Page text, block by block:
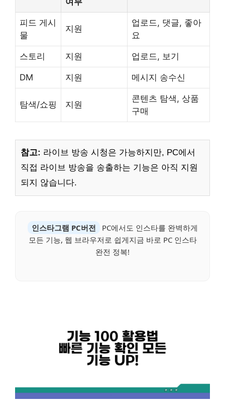
피드 게시
물
지원
업로드, 댓글, 좋아
요
스토리 지원 업로드, 보기
DM 지원 메시지 송수신
탐색/쇼핑 지원
콘텐츠 탐색, 상품
구매
참고: 라이브 방송 시청은 가능하지만, PC에서
직접 라이브 방송을 송출하는 기능은 아직 지원
되지 않습니다.
인스타그램 PC버전
PC에서도 인스타를 완벽하게
모든 기능, 웹 브라우저로 쉽게지금 바로 PC 인스타
완전 정복!